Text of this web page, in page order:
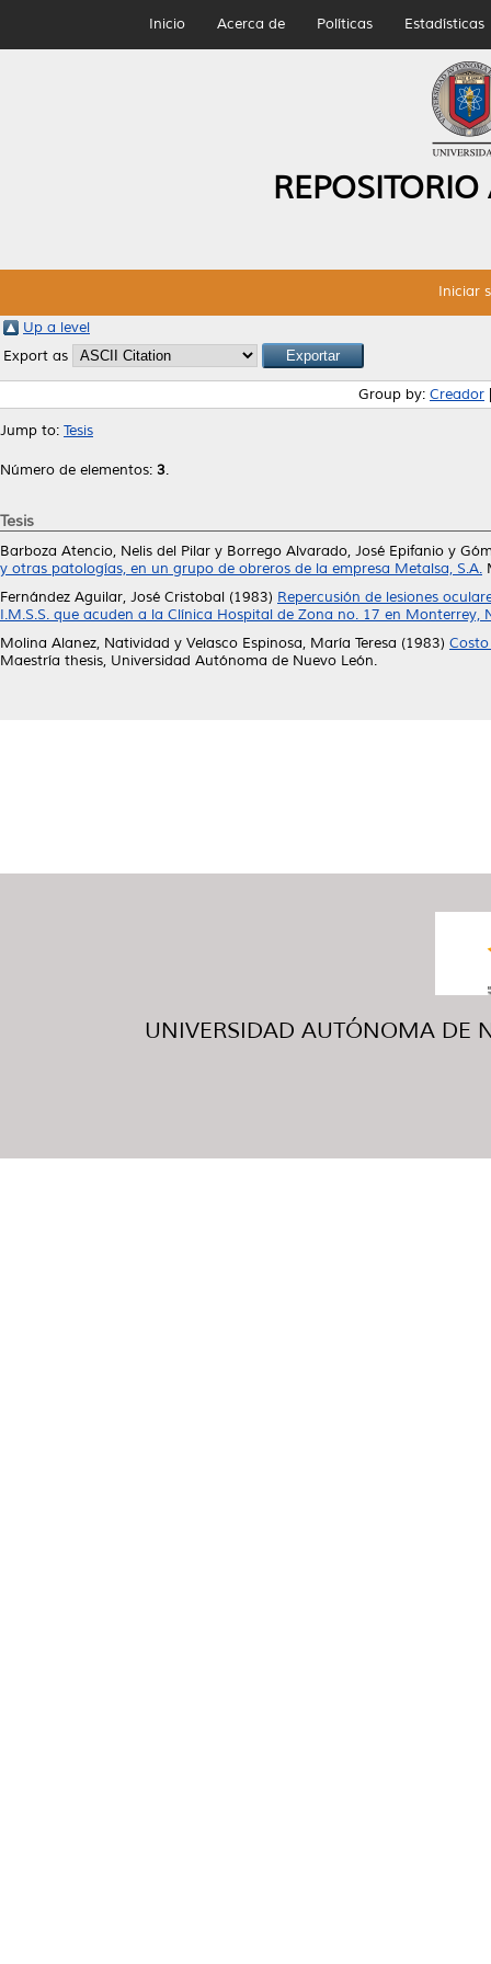
Inicio Acerca de Políticas Estadísticas
Iniciar
Up a level
Export as
Group by: Creador
Jump to: Tesis
Número de elementos: 3.
Tesis
Barboza Atencio, Nelis del Pilar y Borrego Alvarado, José Epifanio y
y otras patologías, en un grupo de obreros de la empresa Metalsa, S.A.
Fernández Aguilar, José Cristobal (1983) Repercusión de lesiones
I.M.S.S. que acuden a la Clínica Hospital de Zona no. 17 en Monterrey,
Molina Alanez, Natividad y Velasco Espinosa, María Teresa (1983)
Maestría thesis, Universidad Autónoma de Nuevo León.
UNIVERSIDAD AUTÓNOMA DE